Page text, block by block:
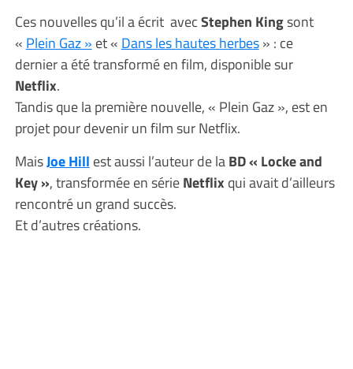
Ces nouvelles qu’il a écrit avecStephen Kingsont
« Plein Gaz » et « Dans les hautes herbes» : ce
dernier a été transformé en film, disponible sur
Netflix.
Tandis que la première nouvelle, « Plein Gaz », est en
projet pour devenir un film sur Netflix.
MaisJoe Hill est aussi l’auteur de laBD « Locke and
Key », transformée en sérieNetflix qui avait d’ailleurs
rencontré un grand succès.
Et d’autres créations.